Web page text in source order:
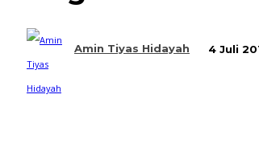
Amin Tiyas Hidayah 4 Juli